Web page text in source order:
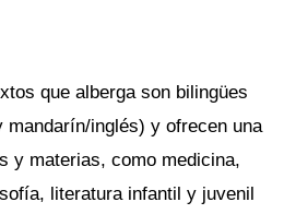
que alberga son bilingües
mandarín/inglés) y ofrecen una
y materias, como medicina,
literatura infantil y juvenil